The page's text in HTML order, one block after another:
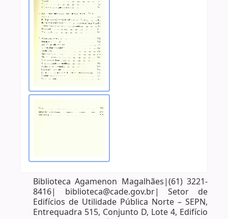
Biblioteca Agamenon Magalhães|(61) 3221-
8416| biblioteca@cade.gov.br| Setor de
Edifícios de Utilidade Pública Norte – SEPN,
Entrequadra 515, Conjunto D, Lote 4, Edifício